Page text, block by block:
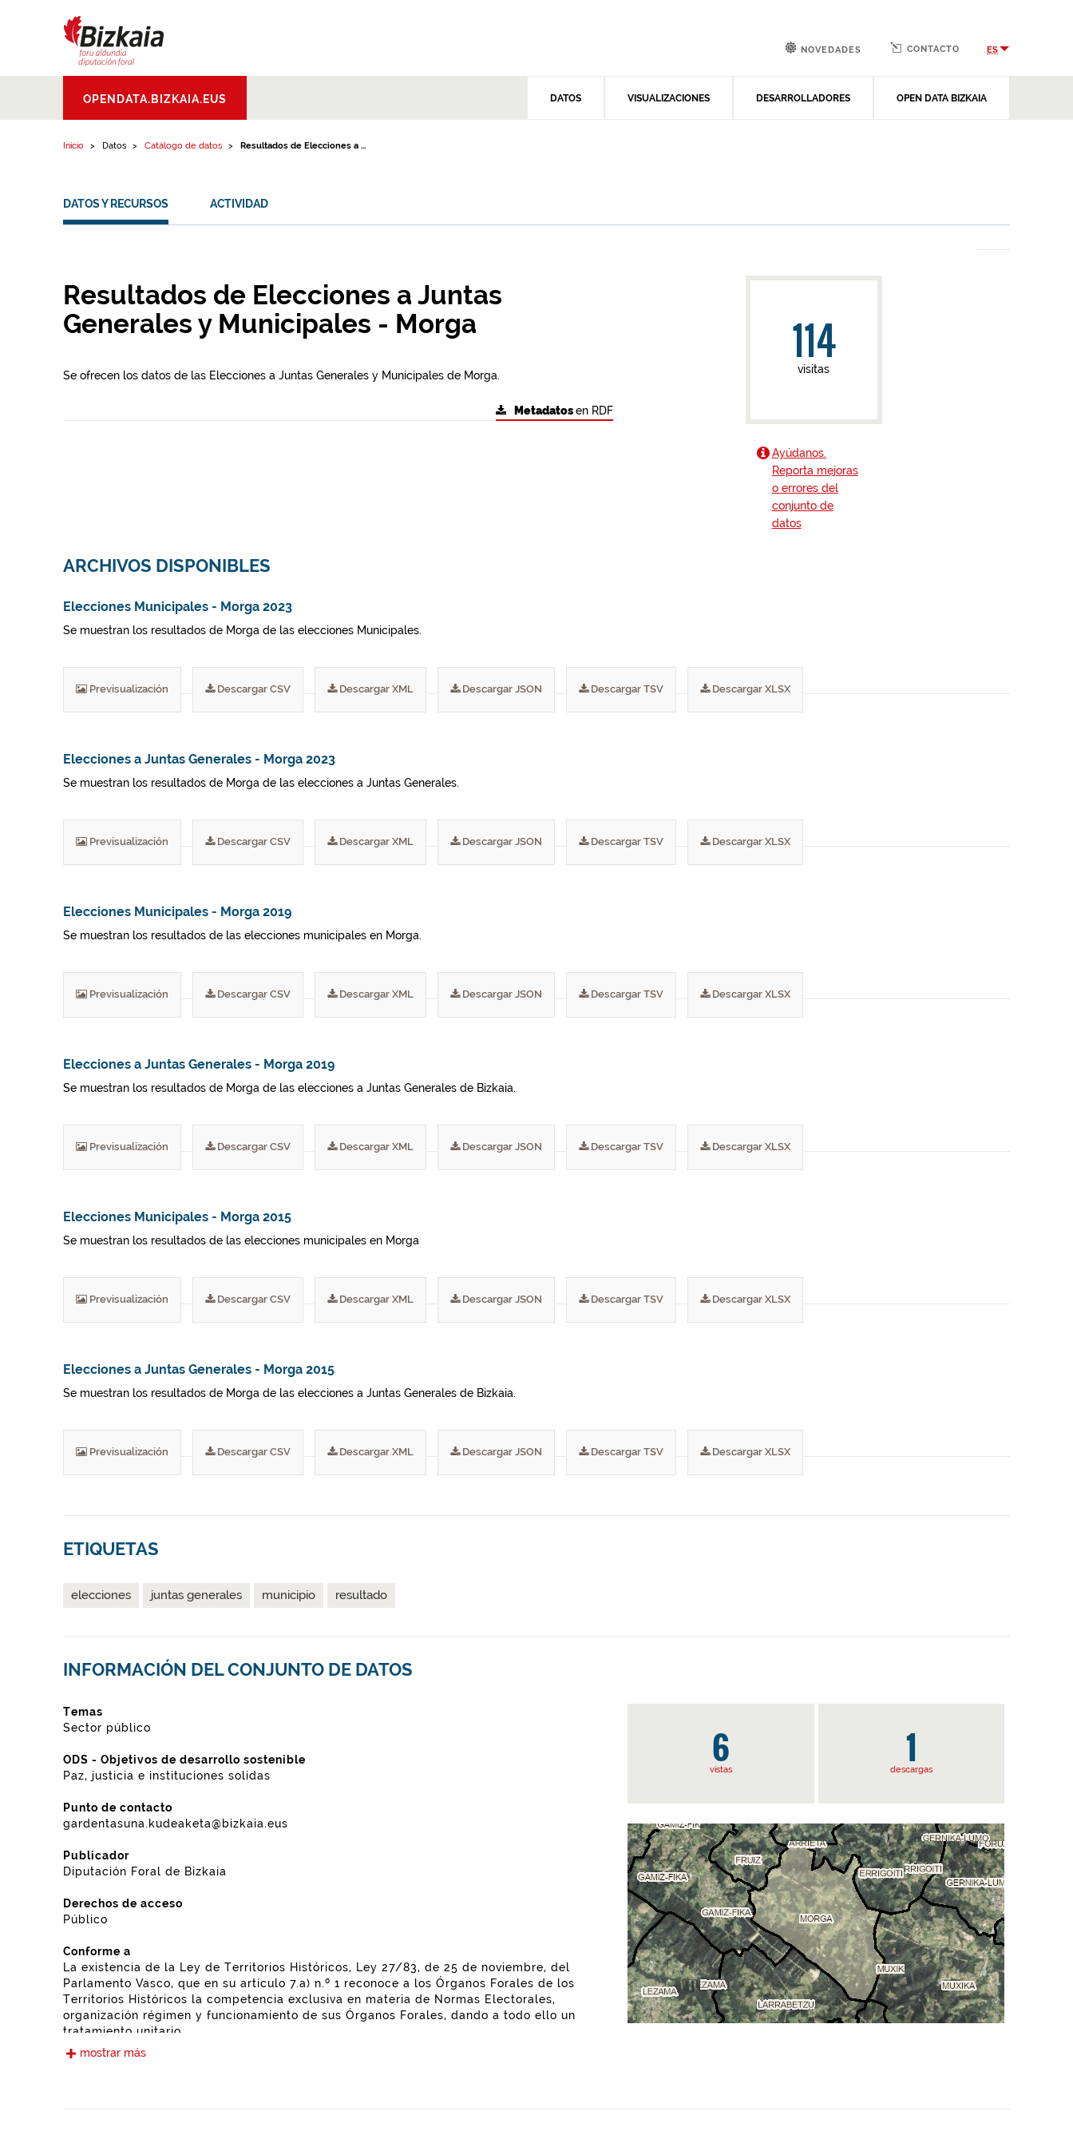
Aldundia.Diputacion
Foral de Bizkaia
OPENDATA.BIZKAIA.EUS DATOS VISUALIZACIONES DESARROLLADORES OPEN DATA BIZKAIA
NOVEDADES CONTACTO ES
Inicio Datos Catálogo de datos Resultados de Elecciones a ...
DATOS Y RECURSOS ACTIVIDAD
Resultados de Elecciones a Juntas
Generales y Municipales - Morga
Se ofrecen los datos de las Elecciones a Juntas Generales y Municipales de Morga.
Metadatosen RDF
114
visitas
Ayúdanos.
Reporta mejoras
o errores del
conjunto de
datos
ARCHIVOS DISPONIBLES
Elecciones Municipales - Morga 2023
Se muestran los resultados de Morga de las elecciones Municipales.
Previsualización Descargar CSV Descargar XML Descargar JSON Descargar TSV Descargar XLSX
Elecciones a Juntas Generales - Morga 2023
Se muestran los resultados de Morga de las elecciones a Juntas Generales.
Previsualización Descargar CSV Descargar XML Descargar JSON Descargar TSV Descargar XLSX
Elecciones Municipales - Morga 2019
Se muestran los resultados de las elecciones municipales en Morga.
Previsualización Descargar CSV Descargar XML Descargar JSON Descargar TSV Descargar XLSX
Elecciones a Juntas Generales - Morga 2019
Se muestran los resultados de Morga de las elecciones a Juntas Generales de Bizkaia.
Previsualización Descargar CSV Descargar XML Descargar JSON Descargar TSV Descargar XLSX
Elecciones Municipales - Morga 2015
Se muestran los resultados de las elecciones municipales en Morga
Previsualización Descargar CSV Descargar XML Descargar JSON Descargar TSV Descargar XLSX
Elecciones a Juntas Generales - Morga 2015
Se muestran los resultados de Morga de las elecciones a Juntas Generales de Bizkaia.
Previsualización Descargar CSV Descargar XML Descargar JSON Descargar TSV Descargar XLSX
ETIQUETAS
elecciones juntas generales municipio resultado
INFORMACIÓN DEL CONJUNTO DE DATOS
6
vistas 1
descargas
Temas
Sector público
ODS - Objetivos de desarrollo sostenible
Paz, justicia e instituciones solidas
Punto de contacto
gardentasuna.kudeaketa@bizkaia.eus
Publicador
Diputación Foral de Bizkaia
Derechos de acceso
Público
Conforme a
La existencia de la Ley de Territorios Históricos, Ley 27/83, de 25 de noviembre, del
Parlamento Vasco, que en su artículo 7.a) n.º 1 reconoce a los Órganos Forales de los
Territorios Históricos la competencia exclusiva en materia de Normas Electorales,
organización régimen y funcionamiento de sus Órganos Forales, dando a todo ello un
tratamiento unitario.
Idiomas
mostrar más